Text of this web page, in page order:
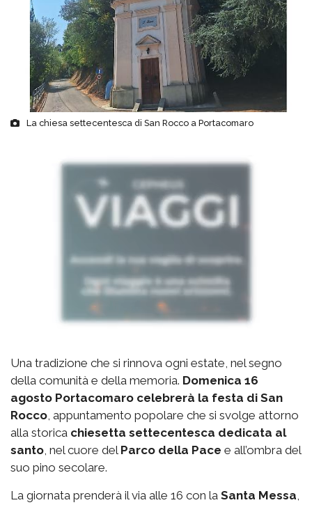
La chiesa settecentesca di San Rocco a Portacomaro
Una tradizione che si rinnova ogni estate, nel segno
della comunità e della memoria. Domenica 16
agosto Portacomaro celebrerà la festa di San
Rocco, appuntamento popolare che si svolge attorno
alla storica chiesetta settecentesca dedicata al
santo, nel cuore del Parco della Pace e all’ombra del
suo pino secolare.
La giornata prenderà il via alle 16 con la Santa Messa,